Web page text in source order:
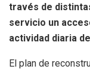
través de
servicio un
actividad diaria
El plan de